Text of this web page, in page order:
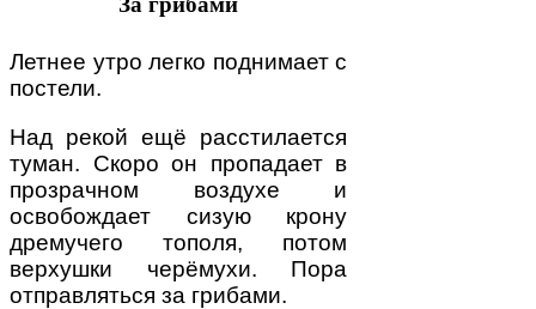
Летнее утро легко поднимает с
постели.
Над рекой ещё расстилается
туман. Скоро он пропадает в
прозрачном воздухе и
освобождает сизую крону
дремучего тополя, потом
верхушки черёмухи. Пора
отправляться за грибами.